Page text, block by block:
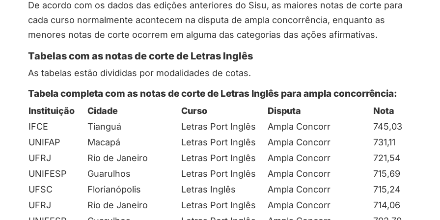
De acordo com os dados das edições anteriores do Sisu, as maiores notas de corte para
cada curso normalmente acontecem na disputa de ampla concorrência, enquanto as
menores notas de corte ocorrem em alguma das categorias das ações afirmativas.
Tabelas com as notas de corte de Letras Inglês
As tabelas estão divididas por modalidades de cotas.
Tabela completa com as notas de corte de Letras Inglês para ampla concorrência:
Instituição Cidade Curso Disputa
Nota
IFCE
Tianguá Letras Port Inglês Ampla Concorr
745,03
UNIFAP
Macapá Letras Port Inglês Ampla Concorr
731,11
UFRJ
Rio de Janeiro Letras Port Inglês Ampla Concorr
721,54
UNIFESP
Guarulhos Letras Port Inglês Ampla Concorr
715,69
UFSC
Florianópolis Letras Inglês Ampla Concorr
715,24
UFRJ
Rio de Janeiro Letras Port Inglês Ampla Concorr
714,06